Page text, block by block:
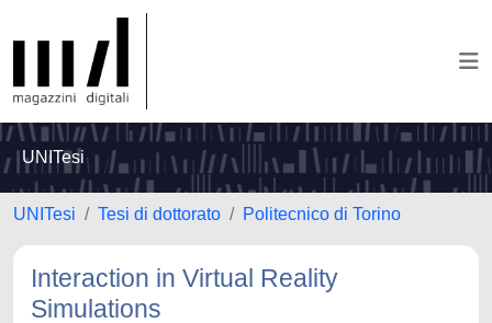
UNITesi
UNITesi Tesi di dottorato Politecnico di Torino
Interaction in Virtual Reality
Simulations